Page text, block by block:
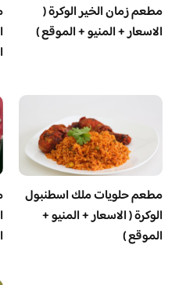
مطعم زمان الخير الوكرة (
الاسعار + المنيو + الموقع )
‏مطعم حلويات ملك اسطنبول
الوكرة ( الاسعار + المنيو +
الموقع )